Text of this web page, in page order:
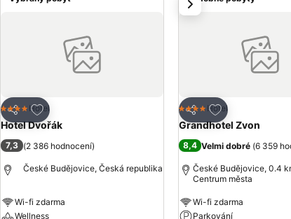
Sdílet
Přidat na seznam oblíbených hotelů
4 Počet hvězdiček
Hotel
Hotel Dvořák
7,3 (2 386 hodnocení)
České Budějovice, Česká republika
Wi-fi zdarma
Wellness
Sdílet
Přidat na
4 Počet hvězdiček
Hotel
Grandhotel Zvon
8,4 Velmi dobré (6 359
České Budějovice, 0.4
Centrum města
Wi-fi zdarma
Parkování